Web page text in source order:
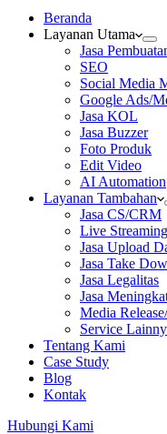
Beranda
Layanan Utama
Jasa
SEO
Social Media
Google Ads/
Jasa KOL
Jasa Buzzer
Foto Produk
Edit Video
AI Automation
Layanan Tambahan
Jasa CS/CRM
Live Streaming
Jasa Upload
Jasa Take
Jasa Legalitas
Jasa
Media
Service
Tentang Kami
Case Study
Blog
Kontak
Hubungi Kami